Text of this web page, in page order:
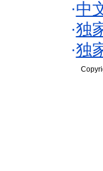
·中
·独
·独